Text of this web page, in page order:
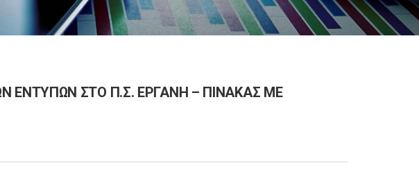
ΕΝΤΥΠΩΝ ΣΤΟ Π.Σ. ΕΡΓΑΝΗ – ΠΙΝΑΚΑΣ ΜΕ